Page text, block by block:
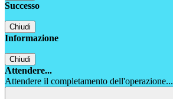
Successo
Chiudi
Informazione
Chiudi
Attendere...
Attendere il completamento dell'operazione...